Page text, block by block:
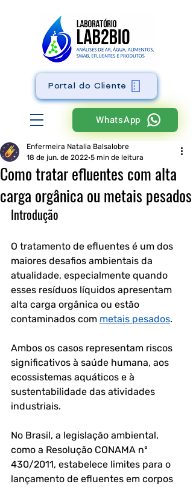
WhatsApp
Portal do Cliente
Como tratar efluentes com alta
carga orgânica ou metais pesados
Enfermeira Natalia Balsalobre
18 de jun. de 2022 5 min de leitura
Introdução
O tratamento de efluentes é um dos
maiores desafios ambientais da
atualidade, especialmente quando
esses resíduos líquidos apresentam
alta carga orgânica ou estão
contaminados com metais pesados.
Ambos os casos representam riscos
significativos à saúde humana, aos
ecossistemas aquáticos e à
sustentabilidade das atividades
industriais.
No Brasil, a legislação ambiental,
como a Resolução CONAMA nº
430/2011, estabelece limites para o
lançamento de efluentes em corpos